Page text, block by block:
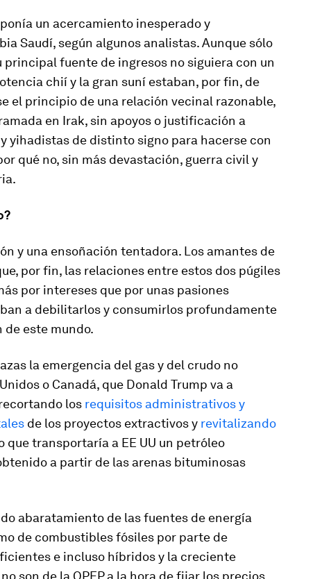
un acercamiento inesperado y
Saudí, según algunos analistas. Aunque sólo
principal fuente de ingresos no siguiera con un
chií y la gran suní estaban, por fin, de
el principio de una relación vecinal razonable,
en Irak, sin apoyos o justificación a
yihadistas de distinto signo para hacerse con
qué no, sin más devastación, guerra civil y
y una ensoñación tentadora. Los amantes de
por fin, las relaciones entre estos dos púgiles
por intereses que por unas pasiones
a debilitarlos y consumirlos profundamente
de este mundo.
la emergencia del gas y del crudo no
o Canadá, que Donald Trump va a
los requisitos administrativos y
de los proyectos extractivos y revitalizando
que transportaría a EE UU un petróleo
a partir de las arenas bituminosas
abaratamiento de las fuentes de energía
de combustibles fósiles por parte de
e incluso híbridos y la creciente
son de la OPEP a la hora de fijar los precios